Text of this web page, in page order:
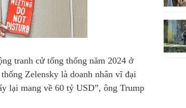
tranh cử tổng thống năm 2024 ở
Zelensky là doanh nhân vĩ đại
lại mang về 60 tỷ USD”, ông Trump